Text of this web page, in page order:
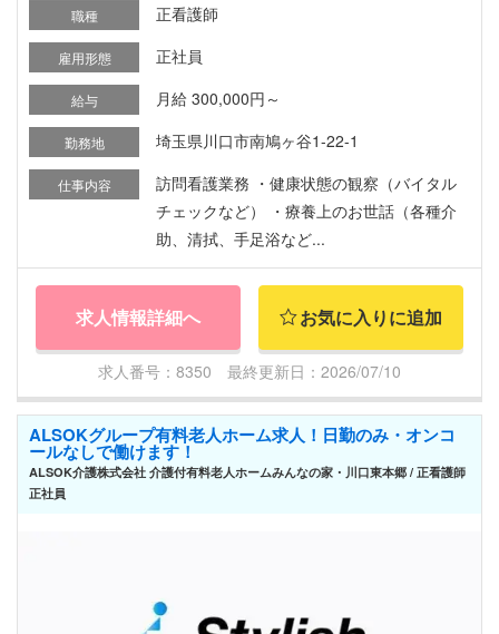
職種 正看護師
雇用形態 正社員
給与 月給 300,000円～
勤務地 埼玉県川口市南鳩ヶ谷1-22-1
仕事内容
訪問看護業務 ・健康状態の観察（バイタル
チェックなど） ・療養上のお世話（各種介
助、清拭、手足浴など...
求人情報詳細へ お気に入りに追加
求人番号：8350 最終更新日：2026/07/10
ALSOKグループ有料老人ホーム求人！日勤のみ・オンコ
ールなしで働けます！
ALSOK介護株式会社 介護付有料老人ホームみんなの家・川口東本郷 / 正看護師
正社員